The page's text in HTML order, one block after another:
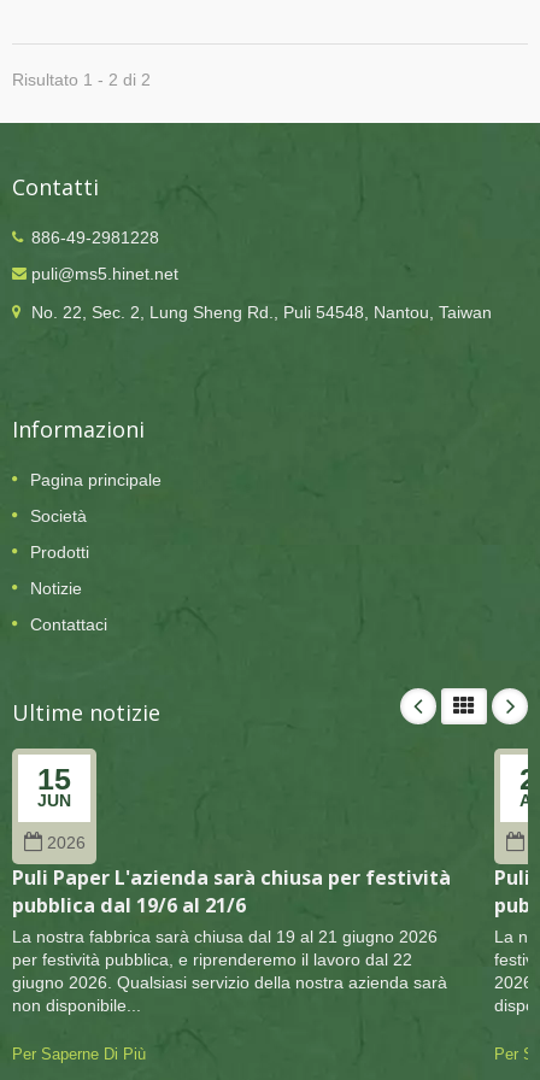
stampa e tintura. Attraverso il processo di stampa,
esterne, mentre rimarrà bianca sulle sue superfici
La carta colorata con il metodo sopra descritto è
adatta per la realizzazione di modelli 3D, l'articolo
questo tipo di carta. Abbiamo kit di carta artigianale
Risultato 1 - 2 di 2
Contatti
886-49-2981228
puli@ms5.hinet.net
No. 22, Sec. 2, Lung Sheng Rd., Puli 54548, Nantou, Taiwan
Informazioni
Pagina principale
Società
Prodotti
Notizie
Contattaci
Ultime notizie
15
JUN
2026
Puli Paper L'azienda sarà chiusa per festività
pubblica dal 19/6 al 21/6
La nostra fabbrica sarà chiusa dal 19 al 21 giugno 2026
per festività pubblica, e riprenderemo il lavoro dal 22
giugno 2026. Qualsiasi servizio della nostra azienda sarà
non disponibile...
Per Saperne Di Più
Puli
La
Per